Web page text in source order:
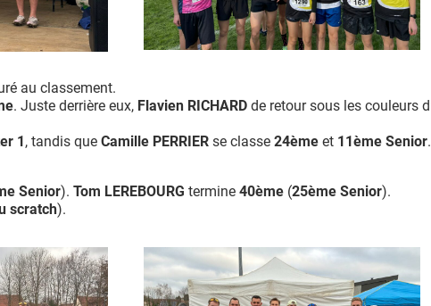
au classement.
. Juste derrière eux, Flavien RICHARD de retour sous les couleurs
1 , tandis que Camille PERRIER se classe 24ème et 11ème Senior.
Senior). Tom LEREBOURG termine 40ème (25ème Senior).
scratch).